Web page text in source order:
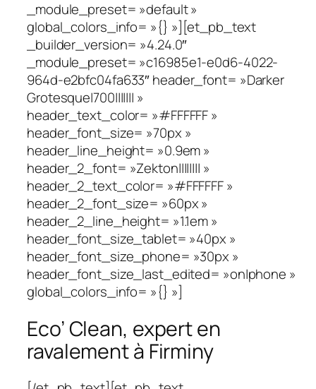
_module_preset= »default »
global_colors_info= »{} »][et_pb_text
_builder_version= »4.24.0″
_module_preset= »c16985e1-e0d6-4022-
964d-e2bfc04fa633″ header_font= »Darker
Grotesque|700||||||| »
header_text_color= »#FFFFFF »
header_font_size= »70px »
header_line_height= »0.9em »
header_2_font= »Zekton|||||||| »
header_2_text_color= »#FFFFFF »
header_2_font_size= »60px »
header_2_line_height= »1.1em »
header_font_size_tablet= »40px »
header_font_size_phone= »30px »
header_font_size_last_edited= »on|phone »
global_colors_info= »{} »]
Eco’ Clean, expert en
ravalement à Firminy